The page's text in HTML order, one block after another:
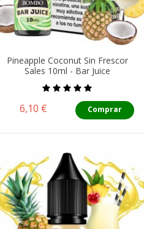
Pineapple Coconut Sin Frescor
Sales 10ml - Bar Juice
Precio
6,10 € Comprar